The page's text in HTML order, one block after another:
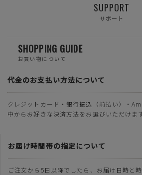
SUPPORT
サポート
SHOPPING GUIDE
お買い物について
代金のお支払い方法について
クレジットカード・銀行振込（前払い）・
中からお好きな決済方法をお選びいただけます
お届け時間帯の指定について
ご注文から5日以降でしたら、お届け日時と